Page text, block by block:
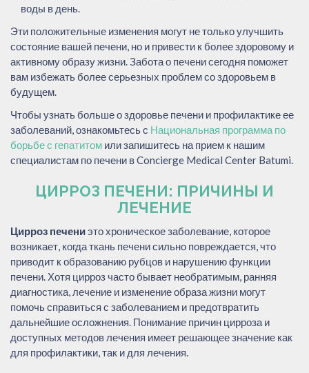
воды в день.
Эти положительные изменения могут не только улучшить
состояние вашей печени, но и привести к более здоровому и
активному образу жизни. Забота о печени сегодня поможет
вам избежать более серьезных проблем со здоровьем в
будущем.
Чтобы узнать больше о здоровье печени и профилактике ее
заболеваний, ознакомьтесь с Национальная программа по
борьбе с гепатитом или запишитесь на прием к нашим
специалистам по печени в Concierge Medical Center Batumi.
ЦИРРОЗ ПЕЧЕНИ: ПРИЧИНЫ И
ЛЕЧЕНИЕ
Цирроз печениэто хроническое заболевание, которое
возникает, когда ткань печени сильно повреждается, что
приводит к образованию рубцов и нарушению функции
печени. Хотя цирроз часто бывает необратимым, ранняя
диагностика, лечение и изменение образа жизни могут
помочь справиться с заболеванием и предотвратить
дальнейшие осложнения. Понимание причин цирроза и
доступных методов лечения имеет решающее значение как
для профилактики, так и для лечения.